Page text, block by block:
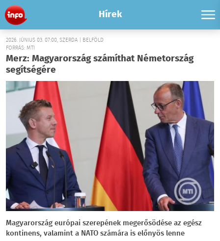
Hírek
2026. JÚNIUS 03. 07:00, SZERDA | BELFÖLD
FORRÁS: MTI
Merz: Magyarország számíthat Németország
segítségére
Magyarország európai szerepének megerősödése az egész
kontinens, valamint a NATO számára is előnyös lenne